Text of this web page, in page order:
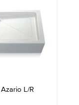
L/R